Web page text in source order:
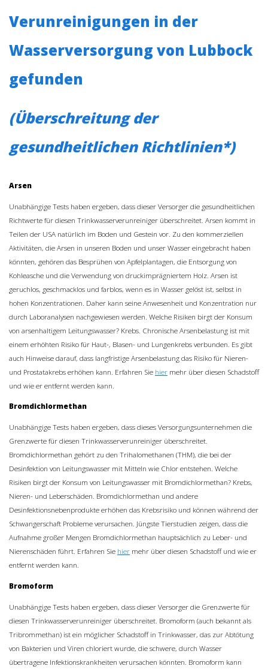
Verunreinigungen in der
Wasserversorgung von Lubbock
gefunden
(Überschreitung der
gesundheitlichen Richtlinien*)
Arsen
Unabhängige Tests haben ergeben, dass dieser Versorger die gesundheitlichen
Richtwerte für diesen Trinkwasserverunreiniger überschreitet. Arsen kommt in
Teilen der USA natürlich im Boden und Gestein vor. Zu den kommerziellen
Aktivitäten, die Arsen in unseren Boden und unser Wasser eingebracht haben
könnten, gehören das Besprühen von Apfelplantagen, die Entsorgung von
Kohleasche und die Verwendung von druckimprägniertem Holz. Arsen ist
geruchlos, geschmacklos und farblos, wenn es in Wasser gelöst ist, selbst in
hohen Konzentrationen. Daher kann seine Anwesenheit und Konzentration nur
durch Laboranalysen nachgewiesen werden. Welche Risiken birgt der Konsum
von arsenhaltigem Leitungswasser? Krebs. Chronische Arsenbelastung ist mit
einem erhöhten Risiko für Haut-, Blasen- und Lungenkrebs verbunden. Es gibt
auch Hinweise darauf, dass langfristige Arsenbelastung das Risiko für Nieren-
und Prostatakrebs erhöhen kann. Erfahren Sie hier mehr über diesen Schadstoff
und wie er entfernt werden kann.
Bromdichlormethan
Unabhängige Tests haben ergeben, dass dieses Versorgungsunternehmen die
Grenzwerte für diesen Trinkwasserverunreiniger überschreitet.
Bromdichlormethan gehört zu den Trihalomethanen (THM), die bei der
Desinfektion von Leitungswasser mit Mitteln wie Chlor entstehen. Welche
Risiken birgt der Konsum von Leitungswasser mit Bromdichlormethan? Krebs,
Nieren- und Leberschäden. Bromdichlormethan und andere
Desinfektionsnebenprodukte erhöhen das Krebsrisiko und können während der
Schwangerschaft Probleme verursachen. Jüngste Tierstudien zeigen, dass die
Aufnahme großer Mengen Bromdichlormethan hauptsächlich zu Leber- und
Nierenschäden führt. Erfahren Sie hier mehr über diesen Schadstoff und wie er
entfernt werden kann.
Bromoform
Unabhängige Tests haben ergeben, dass dieser Versorger die Grenzwerte für
diesen Trinkwasserverunreiniger überschreitet. Bromoform (auch bekannt als
Tribrommethan) ist ein möglicher Schadstoff in Trinkwasser, das zur Abtötung
von Bakterien und Viren chloriert wurde, die schwere, durch Wasser
übertragene Infektionskrankheiten verursachen könnten. Bromoform kann